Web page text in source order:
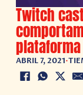
Twitch
plataforma
ABRIL 7, 2021•